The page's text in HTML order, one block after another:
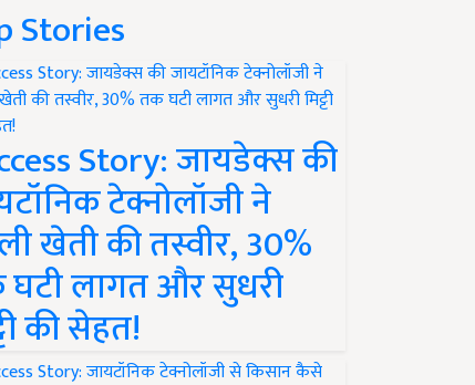
Stories
Story: जायडेक्स की
टेक्नोलॉजी ने
खेती की तस्वीर, 30%
लागत और सुधरी
की सेहत!